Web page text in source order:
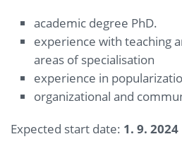
academic degree PhD.
experience with teaching
areas of specialisation
experience in
organizational and
Expected start date: 1. 9. 2024